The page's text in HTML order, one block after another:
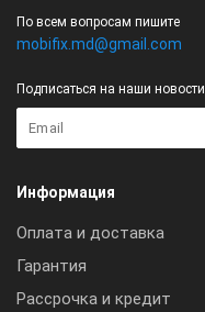
По всем вопросам пишите
mobifix.md@gmail.com
Подписаться на наши новости
Информация
Оплата и доставка
Гарантия
Рассрочка и кредит